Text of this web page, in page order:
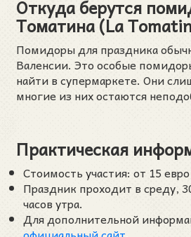
Откуда берутся
Томатина (La
Помидоры для праздника
Валенсии. Это особые
найти в супермаркете. Они
многие из них остаются
Практическая
Стоимость участия: от 15 евро
Праздник проходит в среду,
часов утра.
Для дополнительной